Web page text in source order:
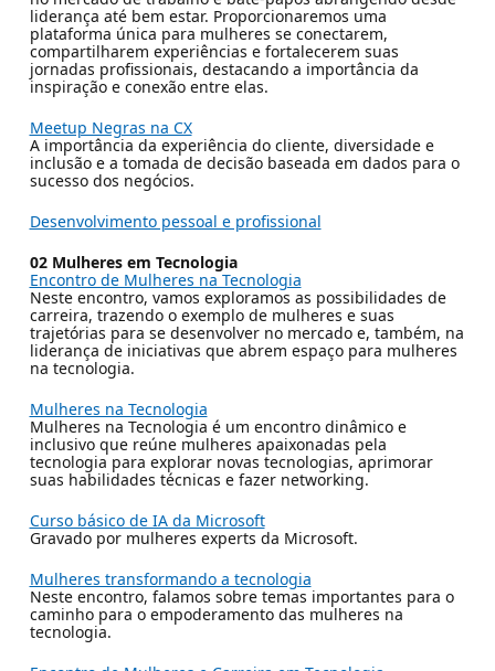
liderança até bem estar. Proporcionaremos uma
plataforma única para mulheres se conectarem,
compartilharem experiências e fortalecerem suas
jornadas profissionais, destacando a importância da
inspiração e conexão entre elas.
Meetup Negras na CX
A importância da experiência do cliente, diversidade e
inclusão e a tomada de decisão baseada em dados para o
sucesso dos negócios.
Desenvolvimento pessoal e profissional
02 Mulheres em Tecnologia
Encontro de Mulheres na Tecnologia
Neste encontro, vamos exploramos as possibilidades de
carreira, trazendo o exemplo de mulheres e suas
trajetórias para se desenvolver no mercado e, também, na
liderança de iniciativas que abrem espaço para mulheres
na tecnologia.
Mulheres na Tecnologia
Mulheres na Tecnologia é um encontro dinâmico e
inclusivo que reúne mulheres apaixonadas pela
tecnologia para explorar novas tecnologias, aprimorar
suas habilidades técnicas e fazer networking.
Curso básico de IA da Microsoft
Gravado por mulheres experts da Microsoft.
Mulheres transformando a tecnologia
Neste encontro, falamos sobre temas importantes para o
caminho para o empoderamento das mulheres na
tecnologia.